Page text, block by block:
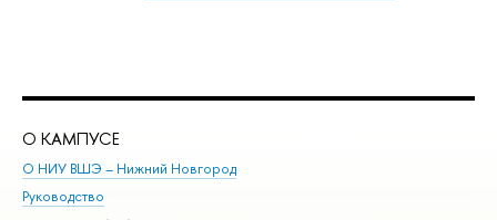
О КАМПУСЕ
О НИУ ВШЭ – Нижний Новгород
Руководство